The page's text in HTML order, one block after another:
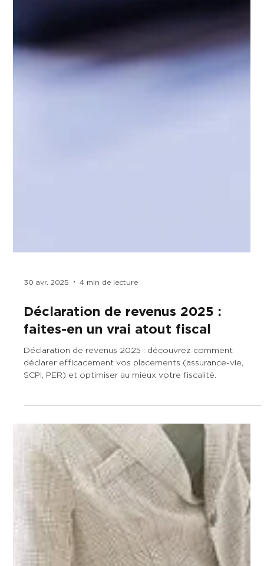
Déclaration de revenus 2025 :
faites-en un vrai atout fiscal
Déclaration de revenus 2025 : découvrez comment
déclarer efficacement vos placements (assurance-vie,